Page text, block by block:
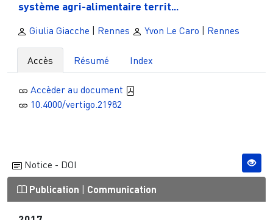
système agri-alimentaire territ...
Giulia Giacche | Rennes Yvon Le Caro | Rennes
Accès Résumé Index
Accèder au document
10.4000/vertigo.21982
Notice - DOI
Publication Communication